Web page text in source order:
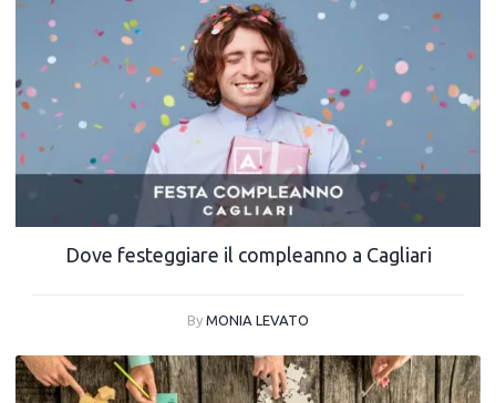
Dove festeggiare il compleanno a Cagliari
By MONIA LEVATO